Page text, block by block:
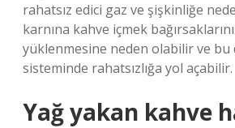
rahatsız edici gaz ve şişkinliğe
karnına kahve içmek
yüklenmesine neden olabilir ve bu
sisteminde rahatsızlığa yol açabilir.
Yağ yakan kahve